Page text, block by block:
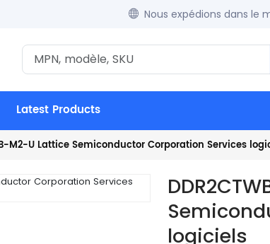
Nous expédions dans le
Latest Products
M2-U Lattice Semiconductor Corporation Services
logiciels